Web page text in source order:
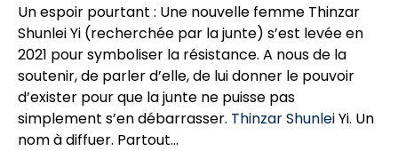
Un espoir pourtant : Une nouvelle femme Thinzar
Shunlei Yi (recherchée par la junte) s’est levée en
2021 pour symboliser la résistance. A nous de la
soutenir, de parler d’elle, de lui donner le pouvoir
d’exister pour que la junte ne puisse pas
simplement s’en débarrasser. Thinzar ShunleiYi. Un
nom à diffuer. Partout…